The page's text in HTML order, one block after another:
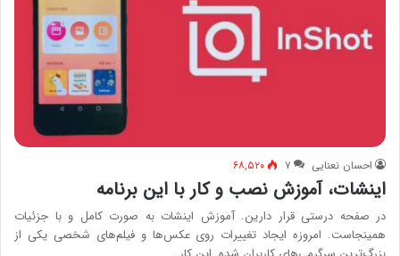
احسان نعنایی ۷ ۶۸,۵۲۰
اینشات، آموزش نصب و کار با این برنامه
در صفحه درستی قرار دارین. آموزش اینشات به صورت کامل و با جزئیات
همینجاست. امروزه ایجاد تغییرات روی عکس‌‌ها و فیلم‌‌های شخصی یکی از